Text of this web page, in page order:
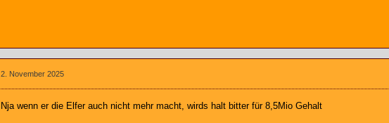
2. November 2025
Nja wenn er die Elfer auch nicht mehr macht, wirds halt bitter für 8,5Mio Gehalt